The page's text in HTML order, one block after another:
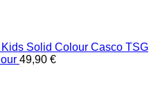
Casco TSG
49,90 €